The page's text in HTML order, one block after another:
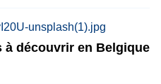
à découvrir en Belgique